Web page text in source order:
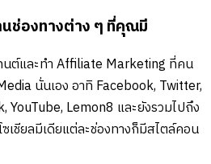
ช่องทางต่าง ๆ ที่คุณมี
นต์และทำ Affiliate Marketing ที่คน
นั่นเอง อาทิ Facebook, Twitter,
Lemon8 และยังรวมไปถึง
เชียลมีเดียแต่ละช่องทางก็มีสไตล์คอน